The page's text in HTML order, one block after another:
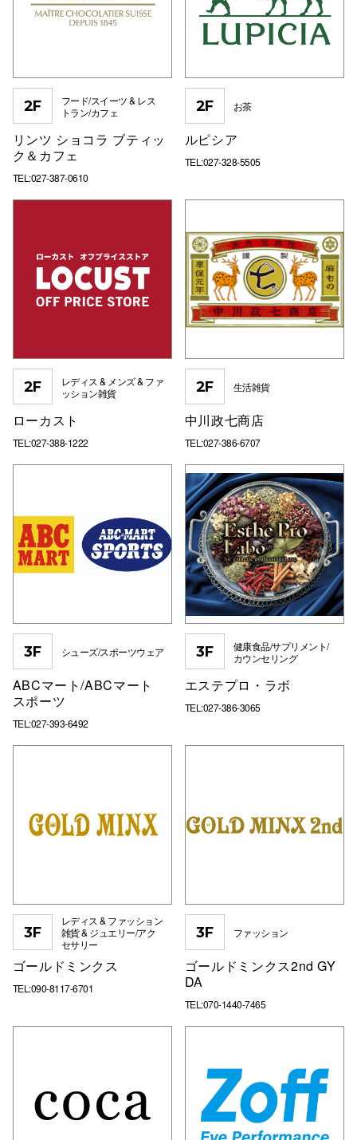
2F
フード/スイーツ & レス
トラン/カフェ
リンツ ショコラ ブティッ
ク＆カフェ
TEL:027-387-0610
2F お茶
ルピシア
TEL:027-328-5505
2F
レディス & メンズ & ファ
ッション雑貨
ローカスト
TEL:027-388-1222
2F 生活雑貨
中川政七商店
TEL:027-386-6707
3F シューズ/スポーツウェア
ABCマート/ABCマート
スポーツ
TEL:027-393-6492
3F
健康食品/サプリメント/
カウンセリング
エステプロ・ラボ
TEL:027-386-3065
3F
レディス & ファッション
雑貨 & ジュエリー/アク
セサリー
ゴールドミンクス
TEL:090-8117-6701
3F ファッション
ゴールドミンクス2nd GY
DA
TEL:070-1440-7465